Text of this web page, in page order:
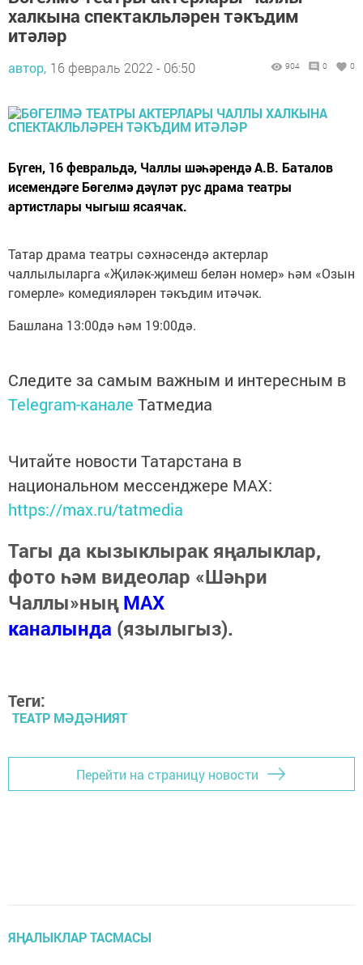
халкына спектакльләрен тәкъдим
итәләр
автор, 16 февраль 2022 - 06:50 904 0 0
Бүген, 16 февральдә, Чаллы шәһәрендә А.В. Баталов
исемендәге Бөгелмә дәүләт рус драма театры
артистлары чыгыш ясаячак.
Татар драма театры сәхнәсендә актерлар
чаллылыларга «Җиләк-җимеш белән номер» һәм «Озын
гомерле» комедияләрен тәкъдим итәчәк.
Башлана 13:00дә һәм 19:00дә.
Следите за самым важным и интересным в
Telegram-канале Татмедиа
Читайте новости Татарстана в
национальном мессенджере MАХ:
https://max.ru/tatmedia
Тагы да кызыклырак яңалыклар,
фото һәм видеолар «Шәһри
Чаллы»ныңMAX
каналында (язылыгыз).
Теги:
ТЕАТР МӘДӘНИЯТ
Перейти на страницу новости
ЯҢАЛЫКЛАР ТАСМАСЫ